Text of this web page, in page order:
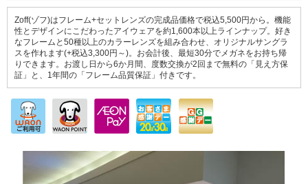
Zoff(ゾフ)はフレーム+セットレンズの完成品価格で税込5,500円から。機能
性とデザインにこだわったアイウェアを約1,600本以上ラインナップ。好き
なフレームと50種以上のカラーレンズを組み合わせ、オリジナルサングラ
スを作れます(+税込3,300円～)。お会計後、最短30分でメガネをお持ち帰
りできます。お渡し日から6か月間、度数交換が2回まで無料の「見え方保
証」と、1年間の「フレーム品質保証」付きです。